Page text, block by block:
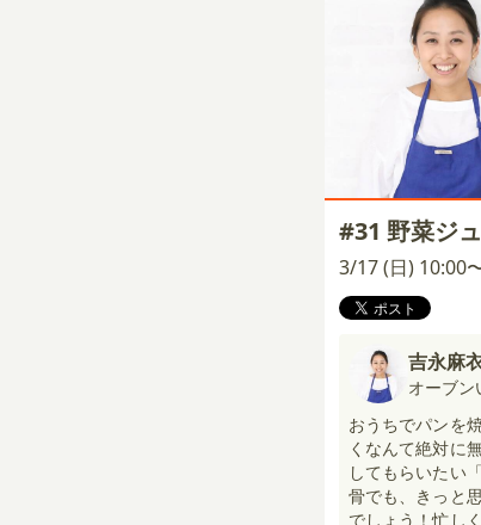
#31 野菜ジ
3/17 (日) 10:00
吉永麻
オーブン
おうちでパンを
くなんて絶対に
してもらいたい
骨でも、きっと
でしょう！忙し